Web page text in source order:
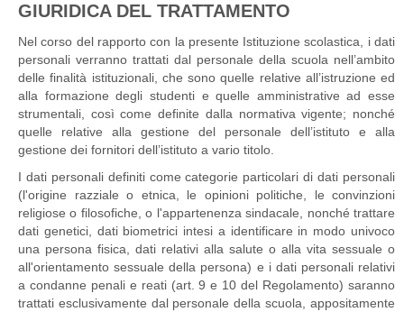
GIURIDICA DEL TRATTAMENTO
Nel corso del rapporto con la presente Istituzione scolastica, i dati
personali verranno trattati dal personale della scuola nell’ambito
delle finalità istituzionali, che sono quelle relative all’istruzione ed
alla formazione degli studenti e quelle amministrative ad esse
strumentali, così come definite dalla normativa vigente; nonché
quelle relative alla gestione del personale dell’istituto e alla
gestione dei fornitori dell’istituto a vario titolo.
I dati personali definiti come categorie particolari di dati personali
(l'origine razziale o etnica, le opinioni politiche, le convinzioni
religiose o filosofiche, o l'appartenenza sindacale, nonché trattare
dati genetici, dati biometrici intesi a identificare in modo univoco
una persona fisica, dati relativi alla salute o alla vita sessuale o
all'orientamento sessuale della persona) e i dati personali relativi
a condanne penali e reati (art. 9 e 10 del Regolamento) saranno
trattati esclusivamente dal personale della scuola, appositamente